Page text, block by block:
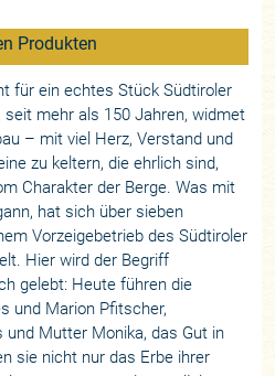
Produkten
für ein echtes Stück Südtiroler
mehr als 150 Jahren, widmet
– mit viel Herz, Verstand und
zu keltern, die ehrlich sind,
Charakter der Berge. Was mit
hat sich über sieben
Vorzeigebetrieb des Südtiroler
Hier wird der Begriff
gelebt: Heute führen die
und Marion Pfitscher,
Mutter Monika, das Gut in
sie nicht nur das Erbe ihrer